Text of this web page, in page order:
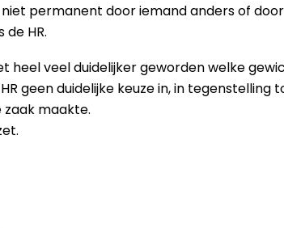
permanent door iemand anders of
HR.
heel veel duidelijker geworden welke
geen duidelijke keuze in, in
zaak maakte.